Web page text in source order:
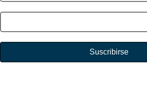
Suscribirse